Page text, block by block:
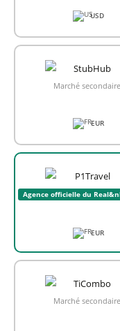
USD
Marché secondaire
EUR
Agence officielle du
EUR
Marché secondaire